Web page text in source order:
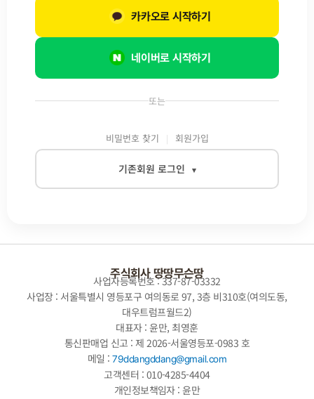
또는
비밀번호 찾기 회원가입
기존회원 로그인 ▾
로그인
네이버로 시작하기
카카오로 시작하기
주식회사 땅땅무슨땅
사업자등록번호 : 337-87-03332
사업장 : 서울특별시 영등포구 여의동로 97, 3층 비310호(여의도동,
대우트럼프월드2)
대표자 : 윤만, 최영훈
통신판매업 신고 : 제 2026-서울영등포-0983 호
메일 :79ddangddang@gmail.com
고객센터 : 010-4285-4404
개인정보책임자 : 윤만